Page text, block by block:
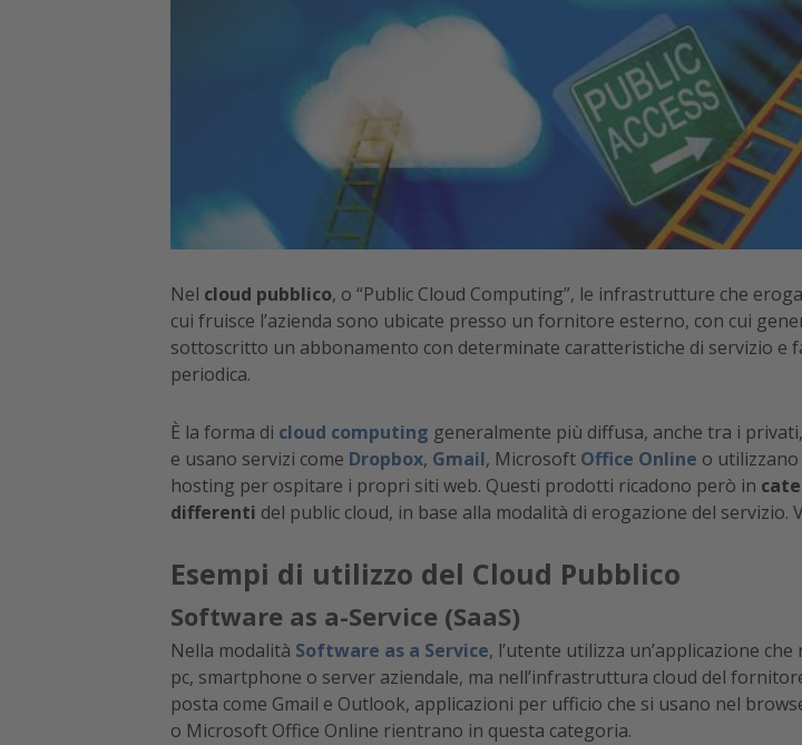
Nel cloud pubblico, o “Public Cloud Computing”, le infrastrutture che
cui fruisce l’azienda sono ubicate presso un fornitore esterno, con cui
sottoscritto un abbonamento con determinate caratteristiche di servizio e
periodica.
È la forma di cloud computing generalmente più diffusa, anche tra i
e usano servizi come Dropbox, Gmail, Microsoft Office Online o
hosting per ospitare i propri siti web. Questi prodotti ricadono però in
differenti del public cloud, in base alla modalità di erogazione del servizio.
Esempi di utilizzo del Cloud Pubblico
Software as a-Service (SaaS)
Nella modalità Software as a Service, l’utente utilizza un’applicazione
pc, smartphone o server aziendale, ma nell’infrastruttura cloud del
posta come Gmail e Outlook, applicazioni per ufficio che si usano nel
o Microsoft Office Online rientrano in questa categoria.